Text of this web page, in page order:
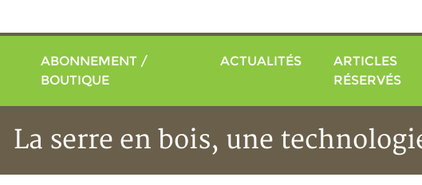
ABONNEMENT /
BOUTIQUE
ACTUALITÉS
ARTICLES
RÉSERVÉS
La serre en bois, une